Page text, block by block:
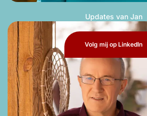
Updates van Jan
Volg mij op LinkedIn